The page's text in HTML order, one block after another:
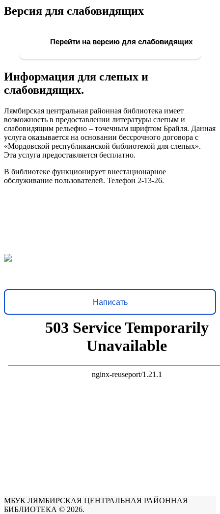
Версия для слабовидящих
Перейти на версию для слабовидящих
Информация для слепых и
слабовидящих.
Лямбирская центральная районная библиотека имеет
возможность в предоставлении литературы слепым и
слабовидящим рельефно – точечным шрифтом Брайля. Данная
услуга оказывается на основании бессрочного договора с
«Мордовской республиканской библиотекой для слепых».
Эта услуга предоставляется бесплатно.
В библиотеке функционирует внестационарное
обслуживание пользователей. Телефон 2-13-26.
Написать
МБУК ЛЯМБИРСКАЯ ЦЕНТРАЛЬНАЯ РАЙОННАЯ
БИБЛИОТЕКА © 2026.